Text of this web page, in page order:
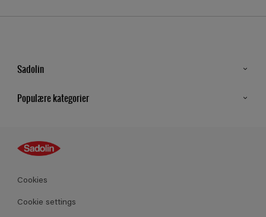
Sadolin
Populære kategorier
Farver
Produkter
Cookies
Cookie settings